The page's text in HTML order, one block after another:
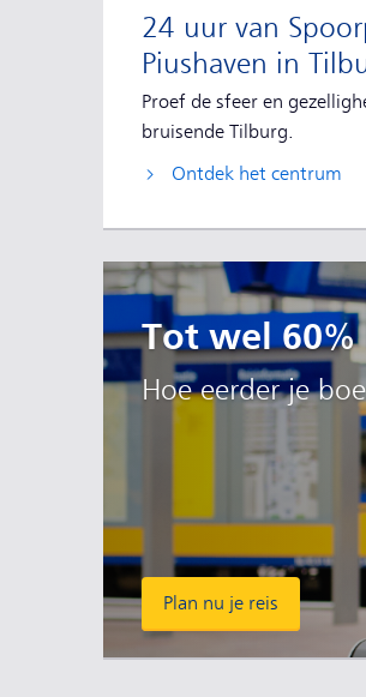
24 uur van
Piushaven in
Proef de sfeer en
bruisende Tilburg.
Ontdek het centrum
Tot wel
Hoe eerder je
Plan nu je reis